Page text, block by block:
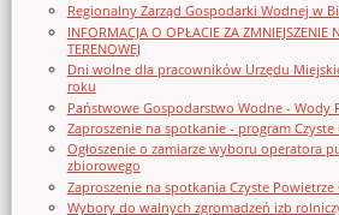
Regionalny Zarząd Gospodarki Wodnej w
INFORMACJA O OPŁACIE ZA ZMNIEJSZENIE
TERENOWEJ
Dni wolne dla pracowników Urzędu
roku
Państwowe Gospodarstwo Wodne - Wody
Zaproszenie na spotkanie - program Czyste
Ogłoszenie o zamiarze wyboru operatora
zbiorowego
Zaproszenie na spotkania Czyste Powietrze
Wybory do walnych zgromadzeń izb